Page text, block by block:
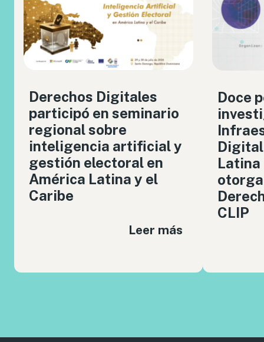
Derechos Digitales
participó en seminario
regional sobre
inteligencia artificial y
gestión electoral en
América Latina y el
Caribe
Leer más
Doce
Latina
CLIP